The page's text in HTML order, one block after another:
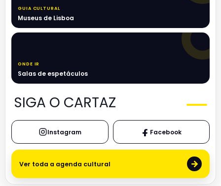
GUIA CULTURAL
Museus de Lisboa
ONDE IR
Salas de espetáculos
SIGA O CARTAZ
Instagram Facebook
Ver toda a agenda cultural →